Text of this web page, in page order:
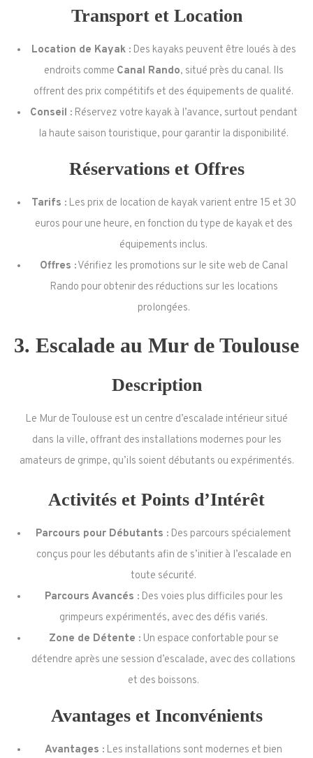
Transport et Location
Location de Kayak :Des kayaks peuvent être loués à des
endroits comme Canal Rando, situé près du canal. Ils
offrent des prix compétitifs et des équipements de qualité.
Conseil :Réservez votre kayak à l’avance, surtout pendant
la haute saison touristique, pour garantir la disponibilité.
Réservations et Offres
Tarifs :Les prix de location de kayak varient entre 15 et 30
euros pour une heure, en fonction du type de kayak et des
équipements inclus.
Offres :Vérifiez les promotions sur le site web de Canal
Rando pour obtenir des réductions sur les locations
prolongées.
3. Escalade au Mur de Toulouse
Description
Le Mur de Toulouse est un centre d’escalade intérieur situé
dans la ville, offrant des installations modernes pour les
amateurs de grimpe, qu’ils soient débutants ou expérimentés.
Activités et Points d’Intérêt
Parcours pour Débutants : Des parcours spécialement
conçus pour les débutants afin de s’initier à l’escalade en
toute sécurité.
Parcours Avancés :Des voies plus difficiles pour les
grimpeurs expérimentés, avec des défis variés.
Zone de Détente :Un espace confortable pour se
détendre après une session d’escalade, avec des collations
et des boissons.
Avantages et Inconvénients
Avantages : Les installations sont modernes et bien